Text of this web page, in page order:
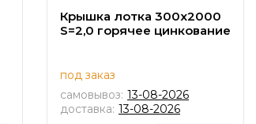
Крышка лотка 300х2000
S=2,0 горячее цинкование
под заказ
самовывоз: 13-08-2026
доставка: 13-08-2026